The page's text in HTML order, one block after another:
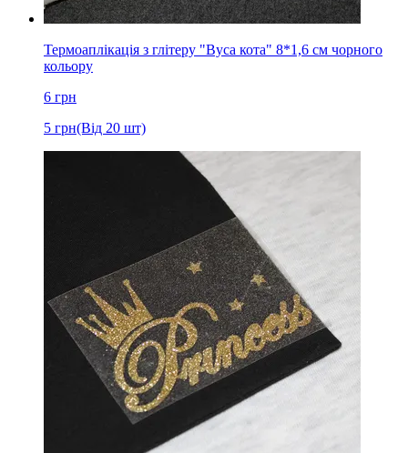
Термоаплікація з глітеру "Вуса кота" 8*1,6 см чорного
кольору
6 грн
5 грн(Від 20 шт)